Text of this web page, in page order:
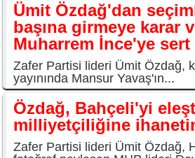
Ümit Özdağ'dan
başına girmeye karar
Muharrem İnce'ye
Zafer Partisi lideri Ümit Özdağ,
yayınında Mansur Yavaş'ın...
Özdağ, Bahçeli'yi
milliyetçiliğine
Zafer Partisi lideri Ümit Özdağ,